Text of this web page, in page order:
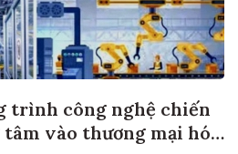
trình công nghệ chiến
vào thương mại hóa